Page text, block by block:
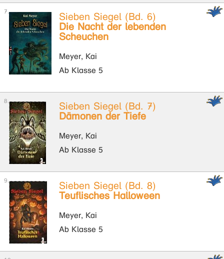
Sieben Siegel (Bd. 6)
Die Nacht der lebenden
Scheuchen
Meyer, Kai
Ab Klasse 5
Sieben Siegel (Bd. 7)
Dämonen der Tiefe
Meyer, Kai
Ab Klasse 5
Sieben Siegel (Bd. 8)
Teuflisches Halloween
Meyer, Kai
Ab Klasse 5